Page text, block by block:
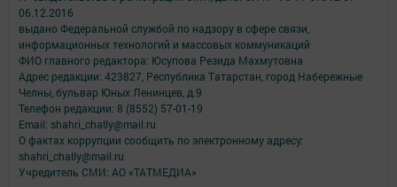
06.12.2016
выдано Федеральной службой по надзору в сфере связи,
информационных технологий и массовых коммуникаций
ФИО главного редактора: Юсупова Резида Махмутовна
Адрес редакции: 423827, Республика Татарстан, город Набережные
Челны, бульвар Юных Ленинцев, д.9
Телефон редакции: 8 (8552) 57-01-19
Email: shahri_chally@mail.ru
О фактах коррупции сообщить по электронному адресу:
shahri_chally@mail.ru
Учредитель СМИ: АО «ТАТМЕДИА»